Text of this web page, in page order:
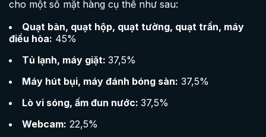
cho một số mặt hàng cụ thể như sau:
Quạt bàn, quạt hộp, quạt tường, quạt trần, máy
điều hòa: 45%
Tủ lạnh, máy giặt: 37,5%
Máy hút bụi, máy đánh bóng sàn: 37,5%
Lò vi sóng, ấm đun nước: 37,5%
Webcam: 22,5%